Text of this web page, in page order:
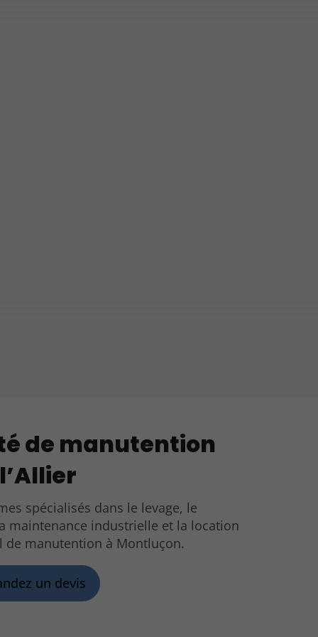
de manutention
spécialisés dans le levage, le
maintenance industrielle et la location
de manutention à Montluçon.
un devis